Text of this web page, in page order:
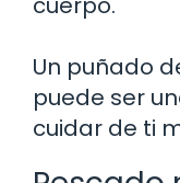
Un puñado
puede ser
cuidar de ti